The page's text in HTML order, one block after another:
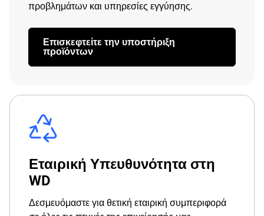
προβλημάτων και υπηρεσίες εγγύησης.
Επισκεφτείτε την υποστήριξη
προϊόντων
Εταιρική Υπευθυνότητα στη
WD
Δεσμευόμαστε για θετική εταιρική συμπεριφορά